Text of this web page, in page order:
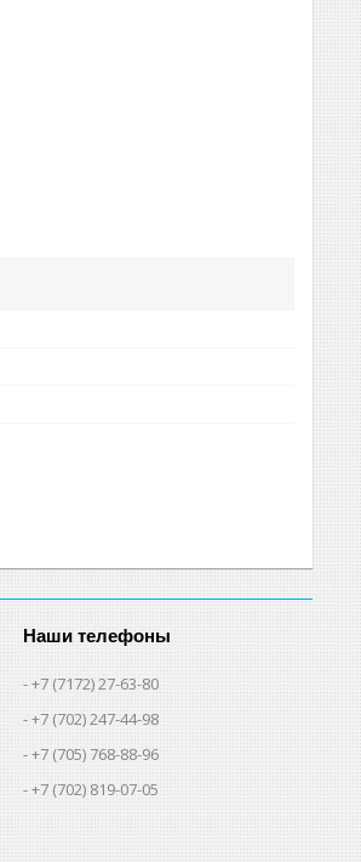
Наши телефоны
+7 (7172) 27-63-80
+7 (702) 247-44-98
+7 (705) 768-88-96
+7 (702) 819-07-05